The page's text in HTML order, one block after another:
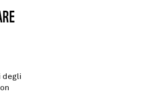
degli